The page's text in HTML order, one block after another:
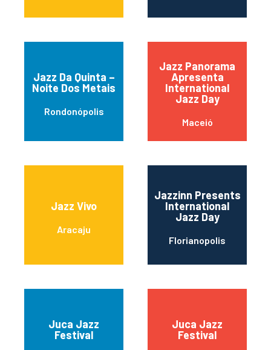
Jazz Da Quinta –
Noite Dos Metais
Rondonópolis
Jazz Panorama
Apresenta
International
Jazz Day
Maceió
Jazz Vivo
Aracaju
Jazzinn Presents
International
Jazz Day
Florianopolis
Juca Jazz
Festival
Juca Jazz
Festival